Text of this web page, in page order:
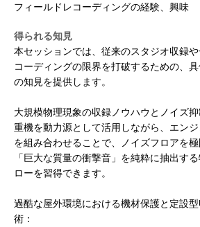
過去のCEDEC一覧 / 2025年実績報告
過去一覧
2025年実績報告
アンケート
最優秀賞・特別賞
Welcome Reception
セッション一覧
セッション形式定義
無料ライブ配信セッション
CEDEC Lightning 2026
募集要項
フロアマップ
スポンサー展示
CEDEC書房
インタラクティブセッション
受講登録
受講登録
受講パスの種類と価格
支払い方法・期限
協賛・スポンサー
協賛・スポンサープログラムのご案内
スポンサーリスト
グッズ
グッズ
プレス
取材聴講登録規定 / 取材規定
よくあるご質問
フィールドレコーディングの経験、興味
得られる知見
本セッションでは、従来のスタジオ収録
コーディングの限界を打破するための、
の知見を提供します。
大規模物理現象の収録ノウハウとノイズ抑
重機を動力源として活用しながら、エン
を組み合わせることで、ノイズフロアを
「巨大な質量の衝撃音」を純粋に抽出す
ローを習得できます。
過酷な屋外環境における機材保護と定設
術：